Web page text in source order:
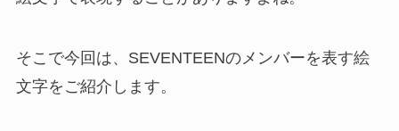
そこで今回は、SEVENTEENのメンバーを表す絵
文字をご紹介します。